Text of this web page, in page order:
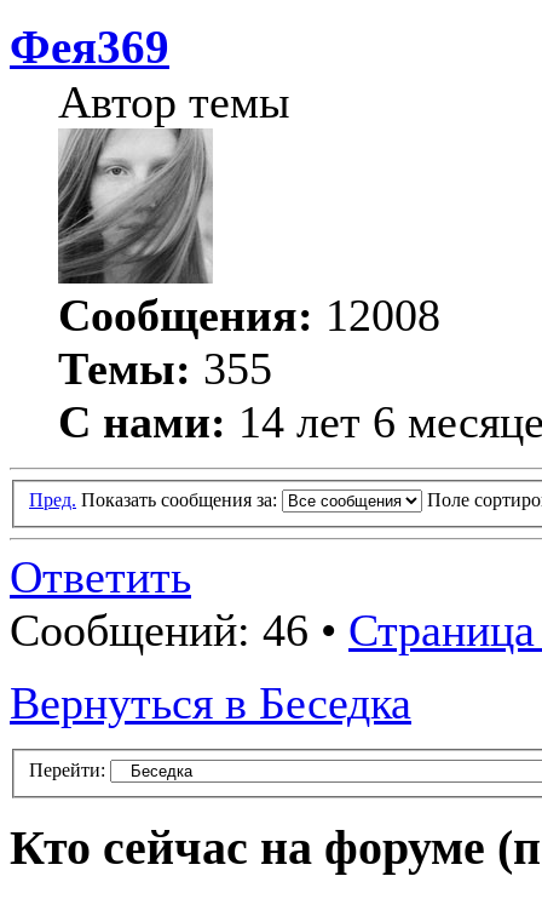
Фея369
Автор темы
Сообщения: 12008
Темы: 355
С нами: 14 лет 6
Пред. Показать сообщения за: Поле
Ответить
Сообщений: 46 •
Вернуться в Беседка
Перейти:
Кто сейчас на форуме